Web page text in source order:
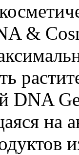
&
DNA
на